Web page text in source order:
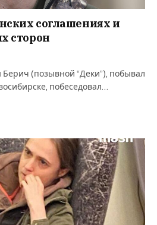
соглашениях и
сторон
(позывной “Деки”), побывал
побеседовал…